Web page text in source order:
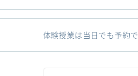
体験授業は当日でも予約